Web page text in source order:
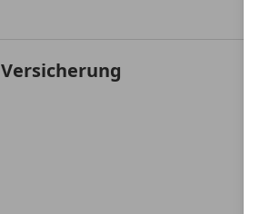
Versicherung